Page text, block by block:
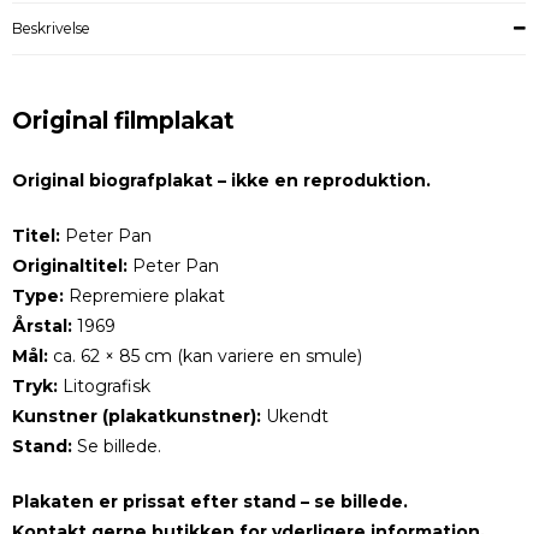
Beskrivelse
Original filmplakat
Original biografplakat – ikke en reproduktion.
Titel: Peter Pan
Originaltitel: Peter Pan
Type: Repremiere plakat
Årstal: 1969
Mål: ca. 62 × 85 cm (kan variere en smule)
Tryk: Litografisk
Kunstner (plakatkunstner): Ukendt
Stand: Se billede.
Plakaten er prissat efter stand – se billede.